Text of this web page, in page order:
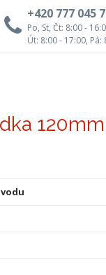
+420 777 045
Po, St, Čt: 8:00 -
Út: 8:00 - 17:00, Pá: